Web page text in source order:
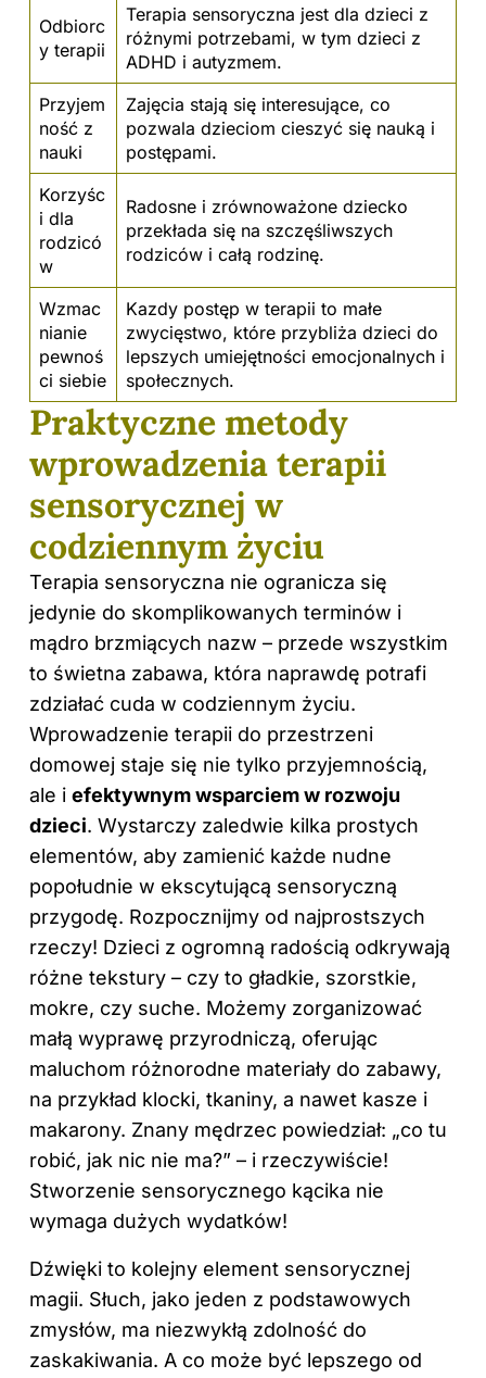
Odbiorc
y terapii
Terapia sensoryczna jest dla dzieci z
różnymi potrzebami, w tym dzieci z
ADHD i autyzmem.
Przyjem
ność z
nauki
Zajęcia stają się interesujące, co
pozwala dzieciom cieszyć się nauką i
postępami.
Korzyśc
i dla
rodzicó
w
Radosne i zrównoważone dziecko
przekłada się na szczęśliwszych
rodziców i całą rodzinę.
Wzmac
nianie
pewnoś
ci siebie
Kazdy postęp w terapii to małe
zwycięstwo, które przybliża dzieci do
lepszych umiejętności emocjonalnych i
społecznych.
Praktyczne metody
wprowadzenia terapii
sensorycznej w
codziennym życiu
Terapia sensoryczna nie ogranicza się
jedynie do skomplikowanych terminów i
mądro brzmiących nazw – przede wszystkim
to świetna zabawa, która naprawdę potrafi
zdziałać cuda w codziennym życiu.
Wprowadzenie terapii do przestrzeni
domowej staje się nie tylko przyjemnością,
ale i efektywnym wsparciem w rozwoju
dzieci. Wystarczy zaledwie kilka prostych
elementów, aby zamienić każde nudne
popołudnie w ekscytującą sensoryczną
przygodę. Rozpocznijmy od najprostszych
rzeczy! Dzieci z ogromną radością odkrywają
różne tekstury – czy to gładkie, szorstkie,
mokre, czy suche. Możemy zorganizować
małą wyprawę przyrodniczą, oferując
maluchom różnorodne materiały do zabawy,
na przykład klocki, tkaniny, a nawet kasze i
makarony. Znany mędrzec powiedział: „co tu
robić, jak nic nie ma?” – i rzeczywiście!
Stworzenie sensorycznego kącika nie
wymaga dużych wydatków!
Dźwięki to kolejny element sensorycznej
magii. Słuch, jako jeden z podstawowych
zmysłów, ma niezwykłą zdolność do
zaskakiwania. A co może być lepszego od